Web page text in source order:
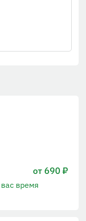
от 690 ₽
время